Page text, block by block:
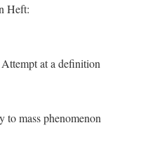
Heft:
at a definition
mass phenomenon